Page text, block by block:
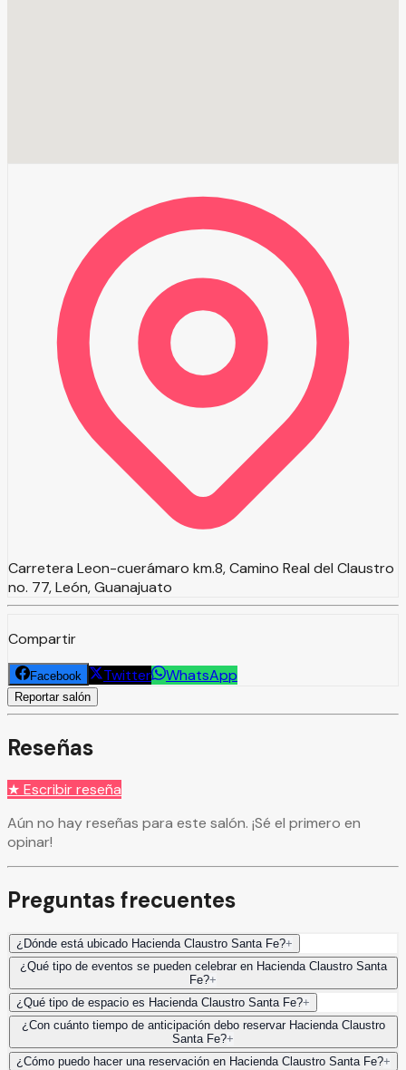
Carretera Leon-cuerámaro km.8, Camino Real del Claustro
no. 77, León, Guanajuato
Compartir
Facebook Twitter WhatsApp
Reportar salón
Reseñas
★ Escribir reseña
Aún no hay reseñas para este salón. ¡Sé el primero en
opinar!
Preguntas frecuentes
¿Dónde está ubicado Hacienda Claustro Santa Fe?+
¿Qué tipo de eventos se pueden celebrar en Hacienda Claustro Santa
Fe?+
¿Qué tipo de espacio es Hacienda Claustro Santa Fe?+
¿Con cuánto tiempo de anticipación debo reservar Hacienda Claustro
Santa Fe?+
¿Cómo puedo hacer una reservación en Hacienda Claustro Santa Fe?+